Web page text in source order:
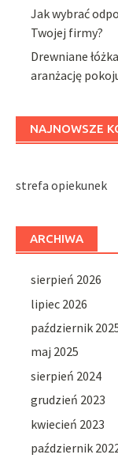
Jak wybrać
Twojej firmy?
Drewniane
aranżację
NAJNOWSZE
strefa opiekunek
ARCHIWA
sierpień 2026
lipiec 2026
październik
maj 2025
sierpień 2024
grudzień 2023
kwiecień 2023
październik